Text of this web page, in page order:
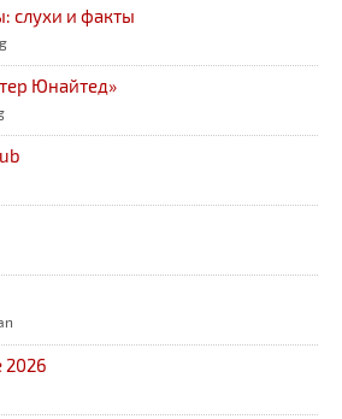
слухи и факты
Юнайтед»
2026